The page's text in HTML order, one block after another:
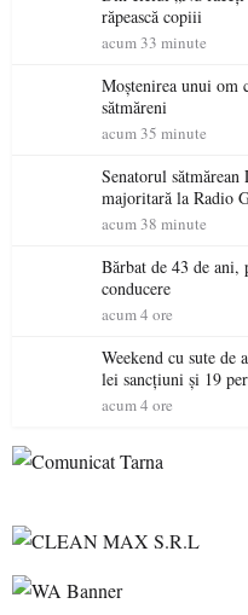
răpească copiii
acum 33 minute
Moștenirea unui om care
sătmăreni
acum 35 minute
Senatorul
majoritară la Radio
acum 38 minute
Bărbat de 43 de
conducere
acum 4 ore
Weekend cu sute de
lei sancțiuni și 19
acum 4 ore